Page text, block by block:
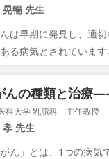
晃暢 先生
は早期に発見し、適
る病気とされていま
んの種類と治療
科大学 乳腺科 主任教授
孝 先生
がん」とは、1つの病